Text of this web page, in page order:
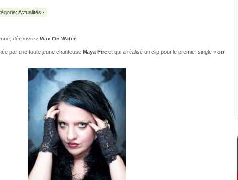
Actualités •
découvrez Wax On Water
par une toute jeune chanteuse Maya Fire et qui a réalisé un clip pour le premier single « on